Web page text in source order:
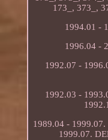
173_, 373_,
1994.01 -
1996.04 -
1992.07 -
1992.03 -
1989.04 -
1999.07.